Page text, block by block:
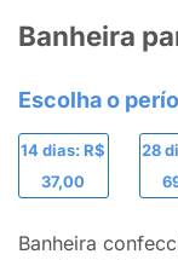
Banheira
14 dias: R$
37,00
28
Banheira